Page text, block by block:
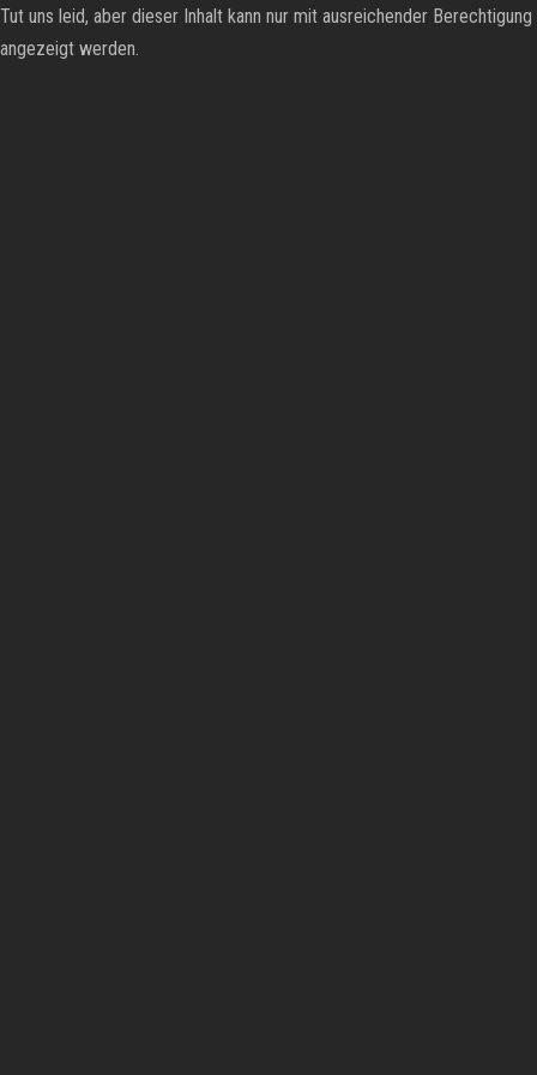
Tut uns leid, aber dieser Inhalt kann nur mit ausreichender Berechtigung
angezeigt werden.